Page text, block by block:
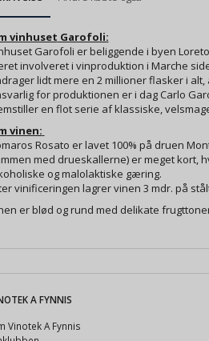
vinhuset Garofoli:
Garofoli er beliggende i byen
involveret i vinproduktion i Marche
lidt mere en 2 millioner flasker i
for produktionen er i dag Carlo
en flot serie af klassiske,
vinen:
Rosato er lavet 100% på druen
med drueskallerne) er meget
og malolaktiske gæring.
vinificeringen lagrer vinen 3 mdr. på
er blød og rund med delikate
A FYNNIS
Vinotek A Fynnis